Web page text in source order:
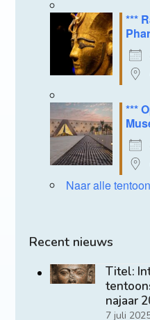
***
***
Naar alle
Recent nieuws
Titel:
najaar
7 juli